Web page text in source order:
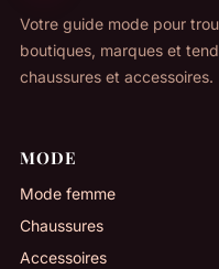
Votre guide mode pour
boutiques, marques et
chaussures et accessoires.
MODE
Mode femme
Chaussures
Accessoires